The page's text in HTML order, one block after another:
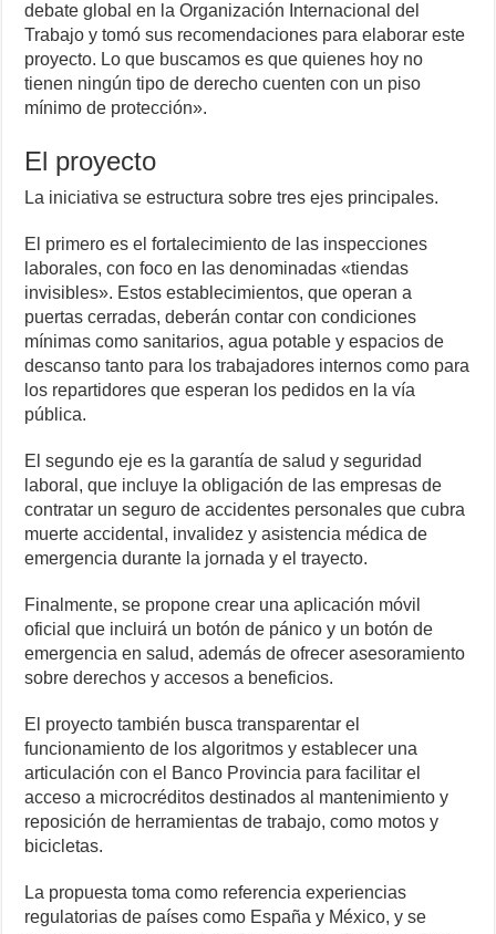
debate global en la Organización Internacional del
Trabajo y tomó sus recomendaciones para elaborar este
proyecto. Lo que buscamos es que quienes hoy no
tienen ningún tipo de derecho cuenten con un piso
mínimo de protección».
El proyecto
La iniciativa se estructura sobre tres ejes principales.
El primero es el fortalecimiento de las inspecciones
laborales, con foco en las denominadas «tiendas
invisibles». Estos establecimientos, que operan a
puertas cerradas, deberán contar con condiciones
mínimas como sanitarios, agua potable y espacios de
descanso tanto para los trabajadores internos como para
los repartidores que esperan los pedidos en la vía
pública.
El segundo eje es la garantía de salud y seguridad
laboral, que incluye la obligación de las empresas de
contratar un seguro de accidentes personales que cubra
muerte accidental, invalidez y asistencia médica de
emergencia durante la jornada y el trayecto.
Finalmente, se propone crear una aplicación móvil
oficial que incluirá un botón de pánico y un botón de
emergencia en salud, además de ofrecer asesoramiento
sobre derechos y accesos a beneficios.
El proyecto también busca transparentar el
funcionamiento de los algoritmos y establecer una
articulación con el Banco Provincia para facilitar el
acceso a microcréditos destinados al mantenimiento y
reposición de herramientas de trabajo, como motos y
bicicletas.
La propuesta toma como referencia experiencias
regulatorias de países como España y México, y se